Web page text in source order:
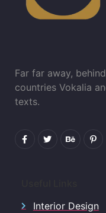
Far far away,
countries Vokalia
texts.
Interior Design